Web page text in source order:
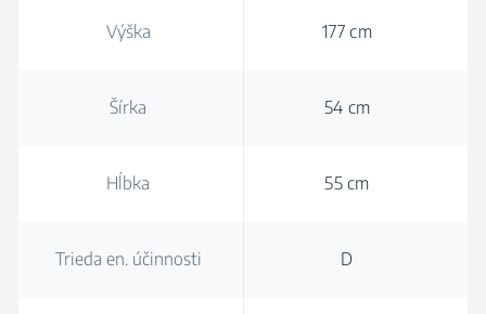
Výška 177 cm
Šírka 54 cm
Hĺbka 55 cm
Trieda en. účinnosti D